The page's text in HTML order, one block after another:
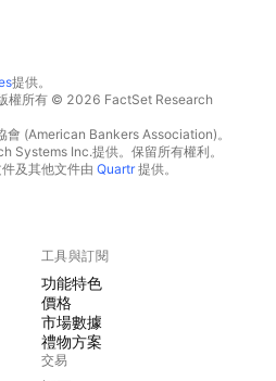
提供。
權所有 © 2026 FactSet Research
(American Bankers Association)。
Systems Inc.提供。保留所有權利。
及其他文件由 Quartr提供。
工具與訂閱
功能特色
價格
市場數據
禮物方案
交易